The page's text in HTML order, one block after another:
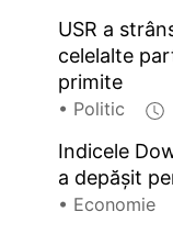
USR a
celelalte
primite
• Politic
Indicele
a depășit
• Economie